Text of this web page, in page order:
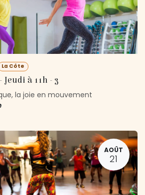
La Côte
à 11h - 3
la joie en mouvement
AOÛT
21